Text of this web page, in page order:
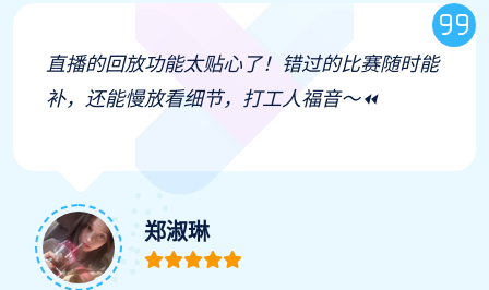
体育周边的背包容量超大，设计也很时尚，既
能装健身装备又能日常背，实用性满分～🎒
公凡梦